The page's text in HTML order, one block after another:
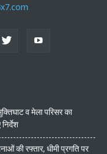
व मेला परिसर का
की रफ्तार, धीमी प्रगति पर